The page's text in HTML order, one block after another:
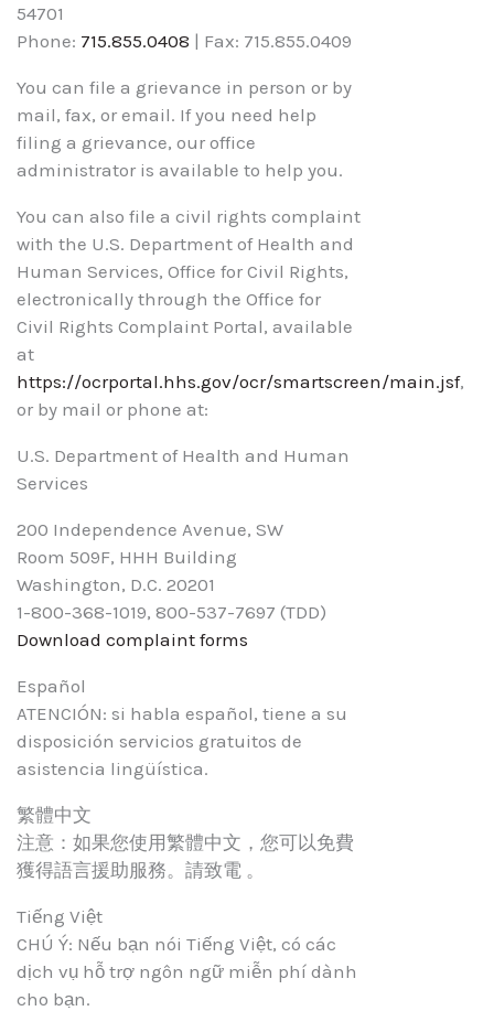
54701
Phone: 715.855.0408 | Fax: 715.855.0409
You can file a grievance in person or by
mail, fax, or email. If you need help
filing a grievance, our office
administrator is available to help you.
You can also file a civil rights complaint
with the U.S. Department of Health and
Human Services, Office for Civil Rights,
electronically through the Office for
Civil Rights Complaint Portal, available
at
https://ocrportal.hhs.gov/ocr/smartscreen/main.jsf,
or by mail or phone at:
U.S. Department of Health and Human
Services
200 Independence Avenue, SW
Room 509F, HHH Building
Washington, D.C. 20201
1-800-368-1019, 800-537-7697 (TDD)
Download complaint forms
Español
ATENCIÓN: si habla español, tiene a su
disposición servicios gratuitos de
asistencia lingüística.
繁體中文
注意：如果您使用繁體中文，您可以免費
獲得語言援助服務。請致電 。
Tiếng Việt
CHÚ Ý: Nếu bạn nói Tiếng Việt, có các
dịch vụ hỗ trợ ngôn ngữ miễn phí dành
cho bạn.